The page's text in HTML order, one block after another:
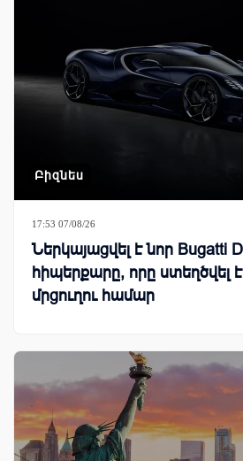
Բիզնես
17:53 07/08/26
Ներկայացվել է նոր Bugatti
հիպերքարը, որը
մրցուղու համար